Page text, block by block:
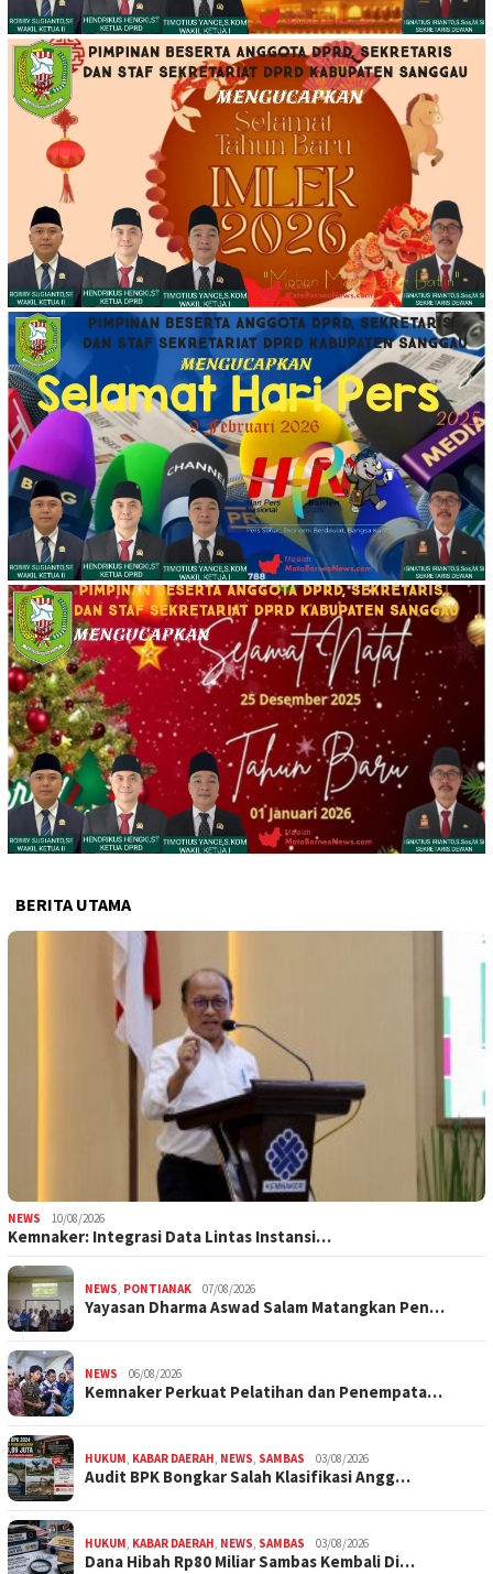
BERITA UTAMA
NEWS 10/08/2026
Kemnaker: Integrasi Data Lintas Instansi…
NEWS, PONTIANAK 07/08/2026
Yayasan Dharma Aswad Salam Matangkan Pen…
NEWS 06/08/2026
Kemnaker Perkuat Pelatihan dan Penempata…
HUKUM, KABAR DAERAH, NEWS, SAMBAS 03/08/2026
Audit BPK Bongkar Salah Klasifikasi Angg…
HUKUM, KABAR DAERAH, NEWS, SAMBAS 03/08/2026
Dana Hibah Rp80 Miliar Sambas Kembali Di…